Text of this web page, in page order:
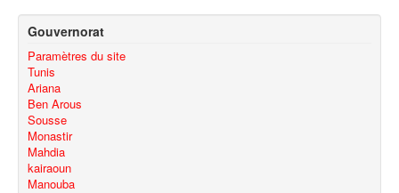
Gouvernorat
Paramètres du site
Tunis
Ariana
Ben Arous
Sousse
Monastir
Mahdia
kairaoun
Manouba